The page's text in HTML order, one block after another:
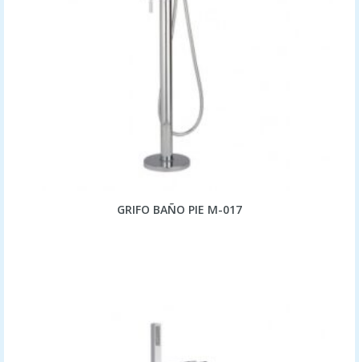
GRIFO BAÑO PIE M-017